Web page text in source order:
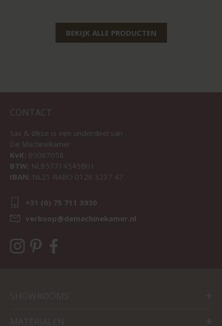
BEKIJK ALLE PRODUCTEN
CONTACT
Sav & Økse is een onderdeel van
De Machinekamer
KvK: 69067058
BTW: NL857714545B01
IBAN: NL21 RABO 0126 3237 47
+31 (0) 75 711 3930
verkoop@demachinekamer.nl